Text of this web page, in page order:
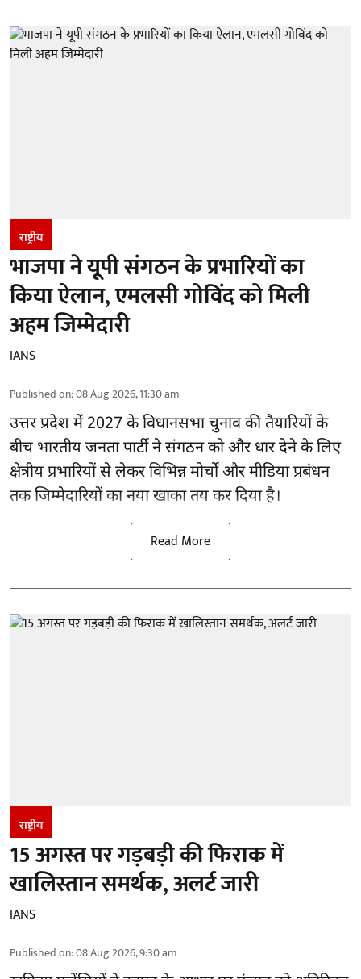
राष्ट्रीय
भाजपा ने यूपी संगठन के प्रभारियों का
किया ऐलान, एमलसी गोविंद को मिली
अहम जिम्मेदारी
IANS
Published on:08 Aug 2026, 11:30 am
उत्तर प्रदेश में 2027 के विधानसभा चुनाव की तैयारियों के
बीच भारतीय जनता पार्टी ने संगठन को और धार देने के लिए
क्षेत्रीय प्रभारियों से लेकर विभिन्न मोर्चों और मीडिया प्रबंधन
तक जिम्मेदारियों का नया खाका तय कर दिया है।
Read More
राष्ट्रीय
15 अगस्त पर गड़बड़ी की फिराक में
खालिस्तान समर्थक, अलर्ट जारी
IANS
Published on:08 Aug 2026, 9:30 am